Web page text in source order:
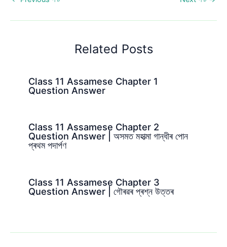
Related Posts
Class 11 Assamese Chapter 1
Question Answer
Class 11 Assamese Chapter 2
Question Answer | অসমত মহাত্মা গান্ধীৰ পোন
প্ৰথম পদাৰ্পণ
Class 11 Assamese Chapter 3
Question Answer | গৌৰৱৰ প্ৰশ্ন উত্তৰ